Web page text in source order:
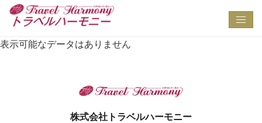
表示可能なデータはありません
株式会社トラベルハーモニー